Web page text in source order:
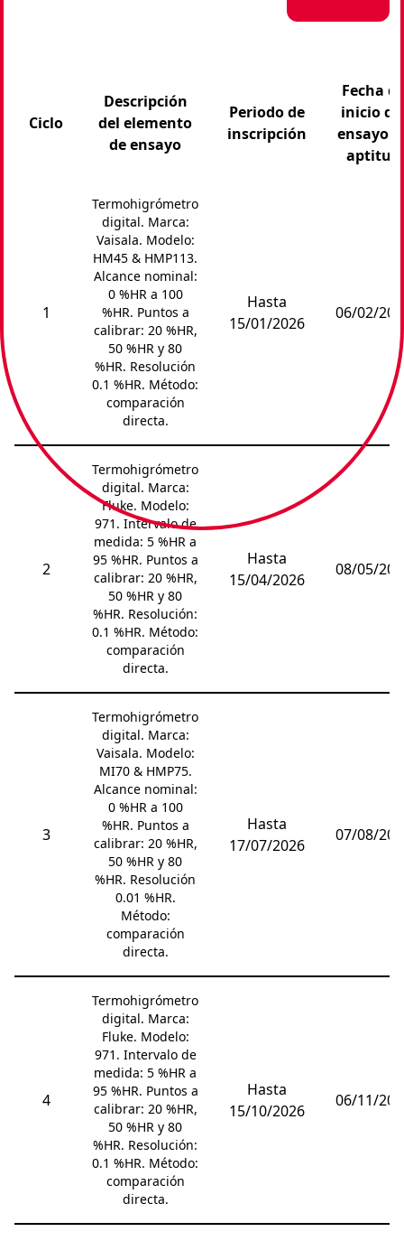
Ciclo
Descripción
del elemento
de ensayo
Periodo de
inscripción
Fecha de
inicio
ensayo
aptitud
1
Termohigrómetro
digital. Marca:
Vaisala. Modelo:
HM45 & HMP113.
Alcance nominal:
0 %HR a 100
%HR. Puntos a
calibrar: 20 %HR,
50 %HR y 80
%HR. Resolución
0.1 %HR. Método:
comparación
directa.
Hasta
15/01/2026
06/02/
2
Termohigrómetro
digital. Marca:
Fluke. Modelo:
971. Intervalo de
medida: 5 %HR a
95 %HR. Puntos a
calibrar: 20 %HR,
50 %HR y 80
%HR. Resolución:
0.1 %HR. Método:
comparación
directa.
Hasta
15/04/2026
08/05/
3
Termohigrómetro
digital. Marca:
Vaisala. Modelo:
MI70 & HMP75.
Alcance nominal:
0 %HR a 100
%HR. Puntos a
calibrar: 20 %HR,
50 %HR y 80
%HR. Resolución
0.01 %HR.
Método:
comparación
directa.
Hasta
17/07/2026
07/08/
4
Termohigrómetro
digital. Marca:
Fluke. Modelo:
971. Intervalo de
medida: 5 %HR a
95 %HR. Puntos a
calibrar: 20 %HR,
50 %HR y 80
%HR. Resolución:
0.1 %HR. Método:
comparación
directa.
Hasta
15/10/2026
06/11/